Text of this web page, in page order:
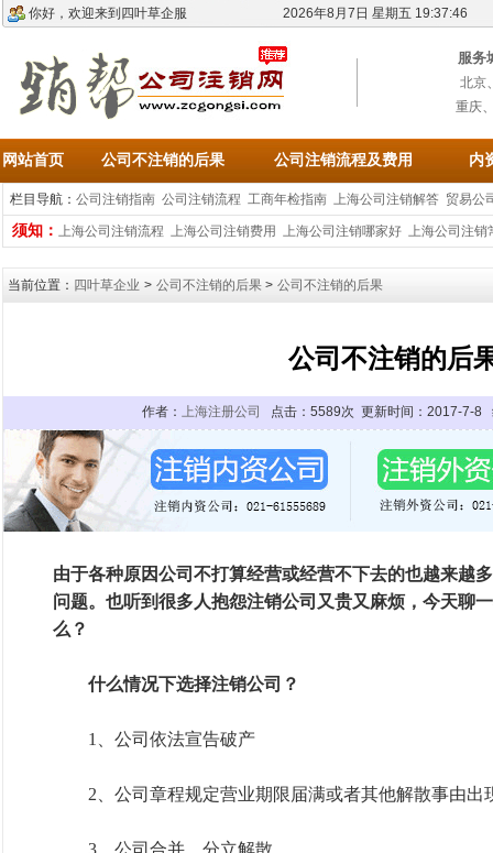
你好，欢迎来到四叶草企服 2026年8月7日 星期五 19:37:46
服务
北京
重庆
网站首页 公司不注销的后果 公司注销流程及费用 内
栏目导航： 公司注销指南 公司注销流程 工商年检指南 上海公司注销解答 贸易公
须知： 上海公司注销流程 上海公司注销费用 上海公司注销哪家好 上海公司注销
当前位置： 四叶草企业 > 公司不注销的后果 > 公司不注销的后果
公司不注销的后
作者： 上海注册公司 点击：5589次 更新时间：2017-7-8
由于各种原因公司不打算经营或经营不下去的也越来越
问题。也听到很多人抱怨注销公司又贵又麻烦，今天聊
么？
什么情况下选择注销公司？
1、公司依法宣告破产
2、公司章程规定营业期限届满或者其他解散事由出
3、公司合并、分立解散